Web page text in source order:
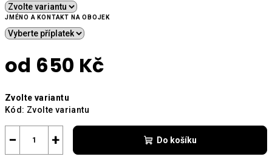
JMÉNO A KONTAKT NA OBOJEK
od 650 Kč
cena:
Zvolte variantu
Kód: Zvolte variantu
+
− Do košíku